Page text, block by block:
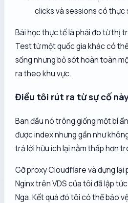
clicks và sessions có thực
Bài học thực tế là phải đo từ thị
Test từ một quốc gia khác có
sống nhưng bỏ sót hoàn toàn
ra theo khu vực.
Điều tôi rút ra từ sự cố
Ban đầu nó trông giống một bí
được index nhưng gần như
trả lời hữu ích lại nằm thấp hơn
Gỡ proxy Cloudflare và dựng lại
Nginx trên VDS của tôi đã lập
Nga. Kết quả đó tôi có thể bảo